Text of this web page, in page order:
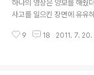
하나의 영상은 양보를 해줬
사고를 일으킨 장면에 유유
가는거고, 양보하고 싶어도
9 18 2011. 7. 20.